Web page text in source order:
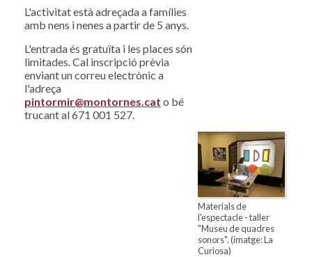
L'activitat està adreçada a famílies
amb nens i nenes a partir de 5 anys.
L'entrada és gratuïta i les places són
limitades. Cal inscripció prèvia
enviant un correu electrònic a
l'adreça
pintormir@montornes.cat o bé
trucant al 671 001 527.
Materials de
l'espectacle - taller
"Museu de quadres
sonors". (imatge: La
Curiosa)